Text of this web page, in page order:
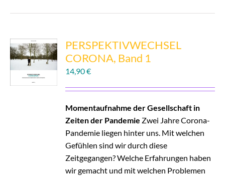
PERSPEKTIVWECHSEL
CORONA, Band 1
14,90€
Momentaufnahme der Gesellschaft in
Zeiten der Pandemie Zwei Jahre Corona-
Pandemie liegen hinter uns. Mit welchen
Gefühlen sind wir durch diese
Zeitgegangen? Welche Erfahrungen haben
wir gemacht und mit welchen Problemen